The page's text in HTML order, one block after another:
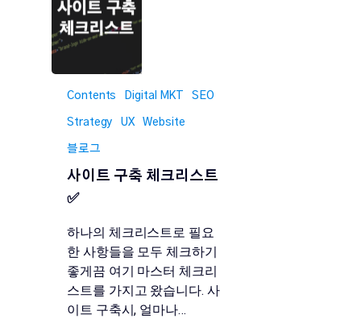
Contents Digital MKT SEO
Strategy UX Website
블로그
사이트 구축 체크리스트
✅
하나의 체크리스트로 필요
한 사항들을 모두 체크하기
좋게끔 여기 마스터 체크리
스트를 가지고 왔습니다. 사
이트 구축시, 얼마나…